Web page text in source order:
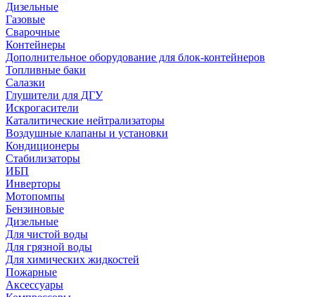
Дизельные
Газовые
Сварочные
Контейнеры
Дополнительное оборудование для блок-контейнеров
Топливные баки
Салазки
Глушители для ДГУ
Искрогасители
Каталитические нейтрализаторы
Воздушные клапаны и установки
Кондиционеры
Стабилизаторы
ИБП
Инверторы
Мотопомпы
Бензиновые
Дизельные
Для чистой воды
Для грязной воды
Для химических жидкостей
Пожарные
Аксессуары